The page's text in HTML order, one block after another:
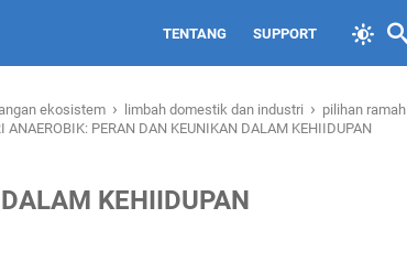
TENTANG SUPPORT
ekosistem › limbah domestik dan industri › pilihan ramah
ANAEROBIK: PERAN DAN KEUNIKAN DALAM KEHIIDUPAN
KEHIIDUPAN